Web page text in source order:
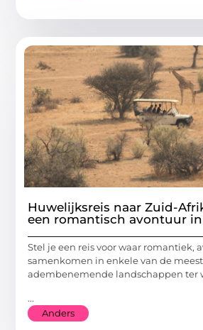
Huwelijksreis naar Zuid-
een romantisch avontuur
Stel je een reis voor waar romantiek,
samenkomen in enkele van de meest
adembenemende landschappen ter
...
Anders